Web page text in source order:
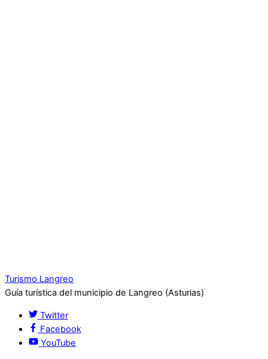
Turismo Langreo
Guía turística del municipio de Langreo (Asturias)
Twitter
Facebook
YouTube